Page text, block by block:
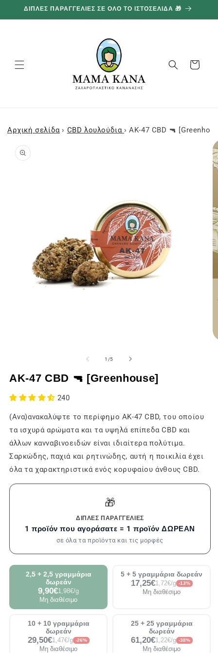
προχωρήστε
στο
ΔΙΠΛΕΣ ΠΑΡΑΓΓΕΛΙΕΣ ΣΕ ΟΛΟ ΤΟ ΙΣΤΟΣΕΛΙΔΑ 🎁
Καλάθι
Αρχική σελίδα › CBD λουλούδια › AK-47 CBD 🔫
Μεταβείτε
πληροφορίες
προϊόντος
1
σε
modal
παράθυρο
1 /του
5
AK-47 CBD 🔫 [Greenhouse]
240
(Ανα)ανακαλύψτε το περίφημο AK-47 CBD, του οποίου
τα ισχυρά αρώματα και τα υψηλά επίπεδα CBD και
άλλων κανναβινοειδών είναι ιδιαίτερα πολύτιμα.
Σαρκώδης, παχιά και ρητινώδης, αυτή η ποικιλία έχει
όλα τα χαρακτηριστικά ενός κορυφαίου άνθους CBD.
🎁
ΔΙΠΛΈΣ ΠΑΡΑΓΓΕΛΊΕΣ
1 προϊόν που αγοράσατε = 1 προϊόν ΔΩΡΕΑΝ
σε όλα τα προϊόντα και τις μορφές
2,5 + 2,5 γραμμάρια
δωρεάν
9,90€1,98€/g
Μη διαθέσιμο
5 + 5 γραμμάρια δωρεάν
17,25€1,72€/g -13%
Μη διαθέσιμο
10 + 10 γραμμάρια
δωρεάν
29,50€1,47€/g -26%
Μη διαθέσιμο
25 + 25 γραμμάρια
δωρεάν
61,20€1,22€/g -38%
Μη διαθέσιμο